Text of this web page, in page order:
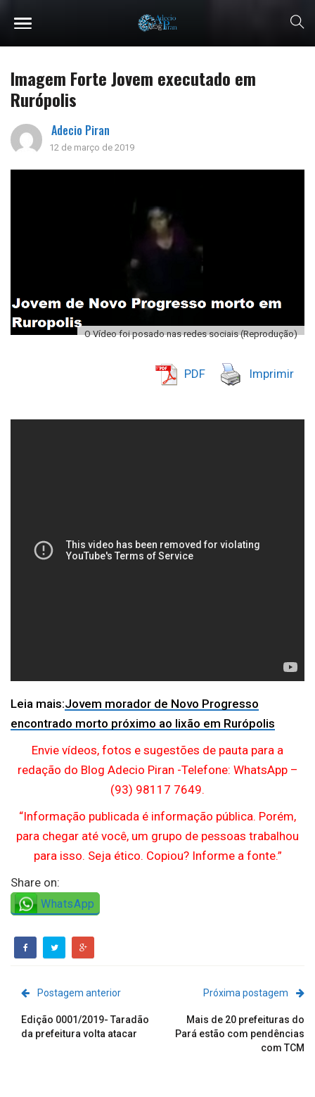
Imagem Forte Jovem executado em
Rurópolis
Adecio Piran
12 de março de 2019
O Vídeo foi posado nas redes sociais (Reprodução)
PDF Imprimir
Leia mais:Jovem morador de Novo Progresso
encontrado morto próximo ao lixão em Rurópolis
Envie vídeos, fotos e sugestões de pauta para a
redação do Blog Adecio Piran -Telefone: WhatsApp –
(93) 98117 7649.
“Informação publicada é informação pública. Porém,
para chegar até você, um grupo de pessoas trabalhou
para isso. Seja ético. Copiou? Informe a fonte.”
Share on:
WhatsApp
Postagem anterior
Edição 0001/2019- Taradão
da prefeitura volta atacar
Próxima postagem
Mais de 20 prefeituras do
Pará estão com pendências
com TCM